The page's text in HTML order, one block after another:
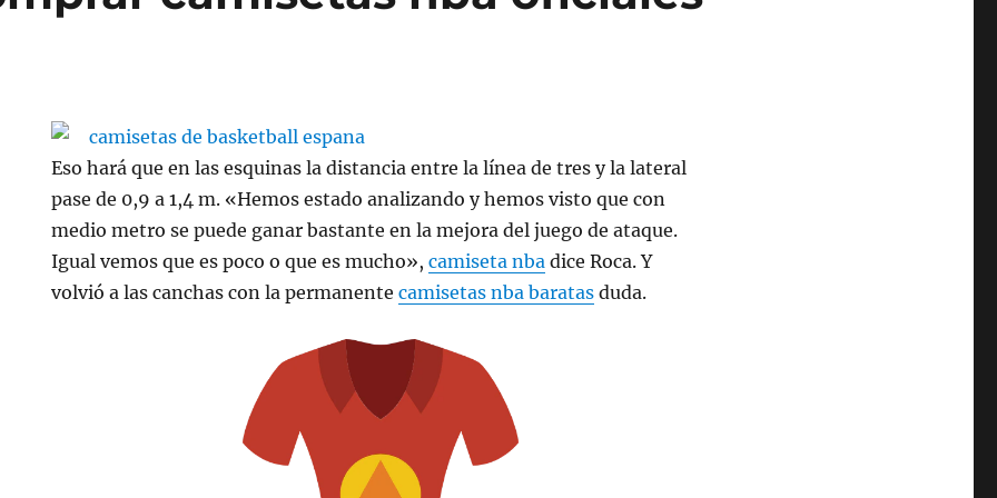
Eso hará que en las esquinas la distancia entre la línea de tres y la lateral
pase de 0,9 a 1,4 m. «Hemos estado analizando y hemos visto que con
medio metro se puede ganar bastante en la mejora del juego de ataque.
Igual vemos que es poco o que es mucho»,camiseta nba dice Roca. Y
volvió a las canchas con la permanentecamisetas nba baratas duda.